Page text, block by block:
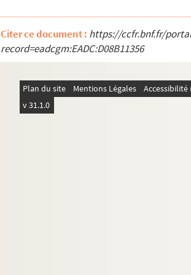
Ms Montbret-620. Registre historique de la
Ms Montbret-621. Establissement des Sœurs
Ms Montbret-622. Vocabulaires français-
Ms Montbret-623. Ruines de l'ancien
Citer ce document : https://ccfr.bnf.fr/
record=eadcgm:EADC:D08B11356
Plan du site Mentions Légales
v 31.1.0